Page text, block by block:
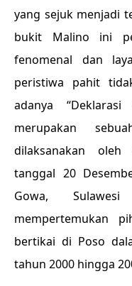
yang sejuk menjadi
bukit Malino ini
fenomenal dan
peristiwa pahit
adanya
merupakan
dilaksanakan
tanggal 20
Gowa,
mempertemukan
bertikai di Poso
tahun 2000 hingga